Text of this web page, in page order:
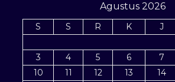
Agustus 2026
S S R K J
3
4 5 6 7
10
11 12 13 14